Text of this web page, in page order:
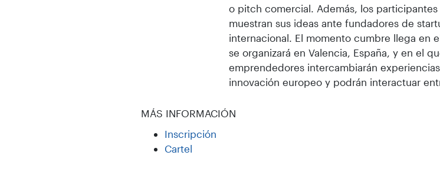
o pitch comercial. Además, los
muestran sus ideas ante fundadores de
internacional. El momento cumbre llega en
se organizará en Valencia, España, y en el
emprendedores intercambiarán
innovación europeo y podrán interactuar
MÁS INFORMACIÓN
Inscripción
Cartel